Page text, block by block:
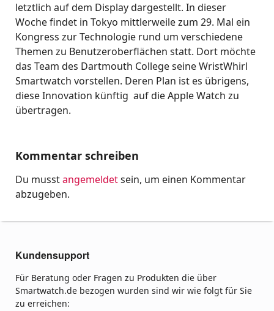
letztlich auf dem Display dargestellt. In dieser
Woche findet in Tokyo mittlerweile zum 29. Mal ein
Kongress zur Technologie rund um verschiedene
Themen zu Benutzeroberflächen statt. Dort möchte
das Team des Dartmouth College seine WristWhirl
Smartwatch vorstellen. Deren Plan ist es übrigens,
diese Innovation künftig auf die Apple Watch zu
übertragen.
Kommentar schreiben
Du musstangemeldetsein, um einen Kommentar
abzugeben.
Kundensupport
Für Beratung oder Fragen zu Produkten die über
Smartwatch.de bezogen wurden sind wir wie folgt für Sie
zu erreichen: